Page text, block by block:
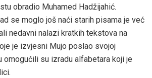
obradio Muhamed Hadžijahić.
se moglo još naći starih pisama je već
nedavni nalazi kratkih tekstova na
je izvjesni Mujo poslao svojoj
omogućili su izradu alfabetara koji je